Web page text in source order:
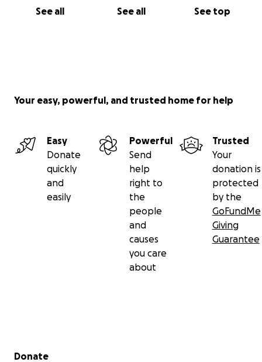
See all See all See top
Your easy, powerful, and trusted home for help
Easy
Donate
quickly
and
easily
Powerful
Send
help
right to
the
people
and
causes
you care
about
Trusted
Your
donation is
protected
by the
GoFundMe
Giving
Guarantee
Secondary menu
Donate